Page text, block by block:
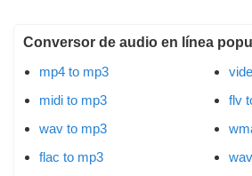
Conversor de audio en línea
mp4 to mp3
midi to mp3
wav to mp3
flac to mp3
flv